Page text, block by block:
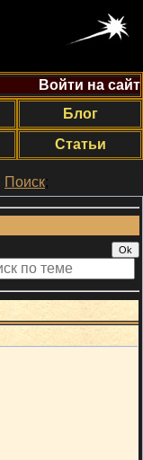
Войти на сайт
Блог
Статьи
Поиск;